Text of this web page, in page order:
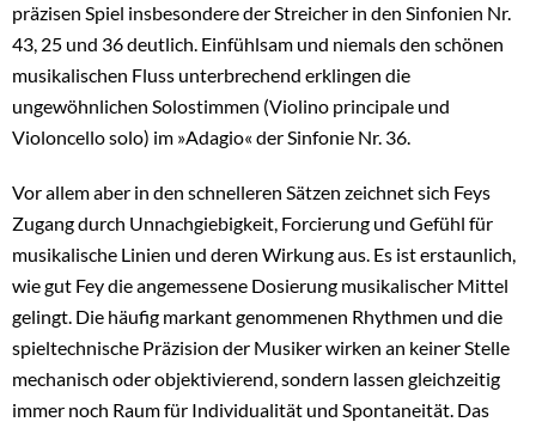
präzisen Spiel insbesondere der Streicher in den Sinfonien Nr.
43, 25 und 36 deutlich. Einfühlsam und niemals den schönen
musikalischen Fluss unterbrechend erklingen die
ungewöhnlichen Solostimmen (Violino principale und
Violoncello solo) im »Adagio« der Sinfonie Nr. 36.
Vor allem aber in den schnelleren Sätzen zeichnet sich Feys
Zugang durch Unnachgiebigkeit, Forcierung und Gefühl für
musikalische Linien und deren Wirkung aus. Es ist erstaunlich,
wie gut Fey die angemessene Dosierung musikalischer Mittel
gelingt. Die häufig markant genommenen Rhythmen und die
spieltechnische Präzision der Musiker wirken an keiner Stelle
mechanisch oder objektivierend, sondern lassen gleichzeitig
immer noch Raum für Individualität und Spontaneität. Das